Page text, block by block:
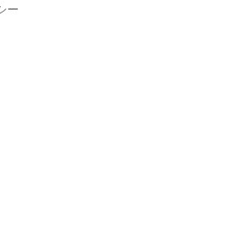
るテンプレートを使用してケアプラ
、これらの定義でよく使用される情
ます。
ートの作成
ートを使用してケアプランを作成す
その介入に対してアクションプラン
報をこれらの定義に記録できます。こ
時にアクションプラン、アクション
ー